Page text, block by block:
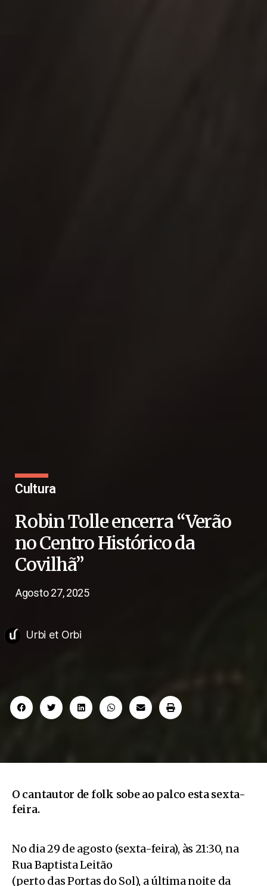
Cultura
Robin Tolle encerra “Verão
no Centro Histórico da
Covilhã”
Agosto 27, 2025
Urbi et Orbi
O cantautor de folk sobe ao palco esta sexta-
feira.
No dia 29 de agosto (sexta-feira), às 21:30, na
Rua Baptista Leitão
(perto das Portas do Sol), a última noite da